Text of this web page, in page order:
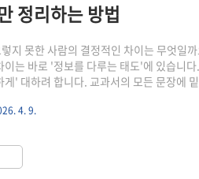
정리하는 방법
지 못한 사람의 결정적인 차이는 무엇일
이는 바로 '정보를 다루는 태도'에 있습니
' 대하려 합니다. 교과서의 모든 문장에
중에 다시 봐야 할 알짜 지식과 지금 즉시
남기는 고도의 인지 전략입니다.요약은 단
잡하게 얽힌 정보들 사이에서 '핵심 원리'..
4. 9.